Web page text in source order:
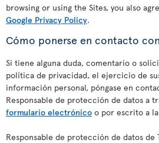
browsing or using the Sites, you also
Google Privacy Policy.
Cómo ponerse en contacto
Si tiene alguna duda, comentario o
política de privacidad, el ejercicio de
información personal, póngase en
Responsable de protección de datos a
formulario electrónico o por escrito a
Responsable de protección de datos de